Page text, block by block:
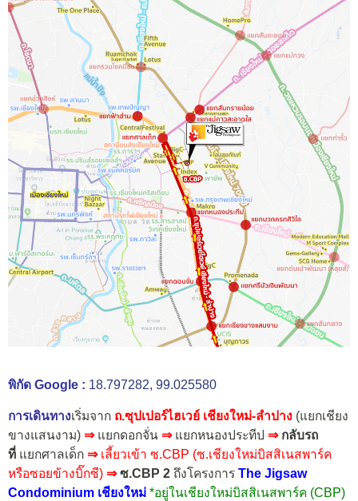
พิกัด Google : 18.797282, 99.025580
การเดินทางเริ่มจาก ถ.ซุปเปอร์ไฮเวย์ เชียงใหม่-ลำปาง (แยกเชียง
ขางแสนงาม) ⇒ แยกดอกจั่น ⇒ แยกหนองประทีป ⇒กลับรถ
ที่ แยกศาลเด็ก ⇒ เลี้ยวเข้า ซ.CBP (ซ.เชียงใหม่บิสสิเนสพาร์ค
หรือซอยข้างบิ๊กซี) ⇒ซ.CBP 2 ถึงโครงการ The Jigsaw
Condominium เชียงใหม่ *อยู่ในเชียงใหม่บิสสิเนสพาร์ค (CBP)